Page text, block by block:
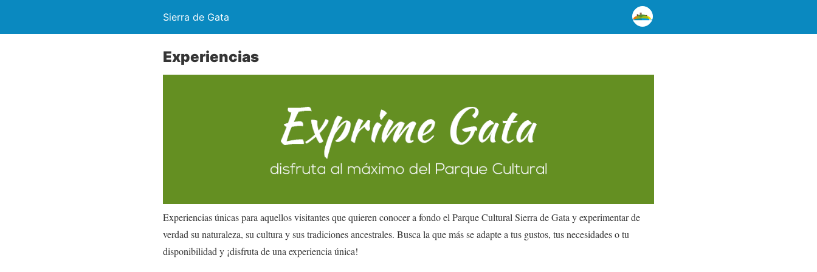
Sierra de Gata
Experiencias
Experiencias únicas para aquellos visitantes que quieren conocer a fondo el Parque Cultural Sierra de Gata y experimentar de
verdad su naturaleza, su cultura y sus tradiciones ancestrales. Busca la que más se adapte a tus gustos, tus necesidades o tu
disponibilidad y ¡disfruta de una experiencia única!